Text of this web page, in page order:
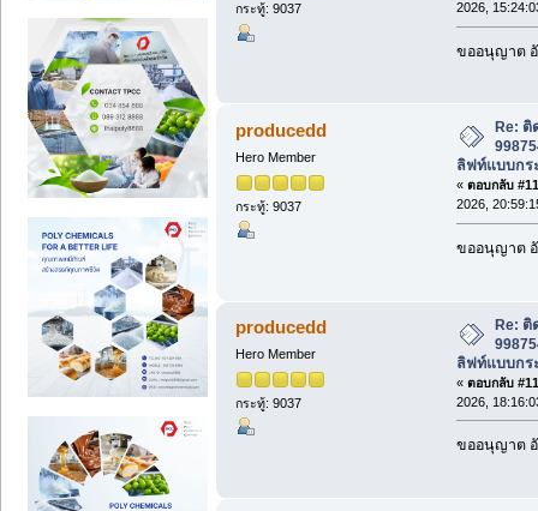
กระทู้: 9037
2026,
ขออนุญาต
producedd
Hero Member
กระทู้: 9037
Re: ติ
ลิฟท์แบบกร
« ตอบกลับ
2026,
ขออนุญาต
producedd
Hero Member
กระทู้: 9037
Re: ติ
ลิฟท์แบบกร
« ตอบกลับ
2026,
ขออนุญาต